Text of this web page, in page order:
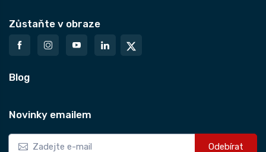
Zůstaňte v obraze
Blog
Novinky emailem
Odebírat